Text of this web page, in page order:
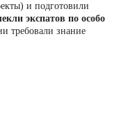
и подготовили
экспатов по особо
требовали знание